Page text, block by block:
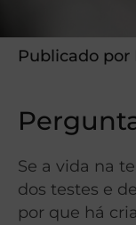
Publicado por
Se a vida na
dos testes e
por que há